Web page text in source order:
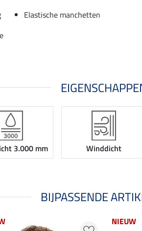
Elastische manchetten
3.000 mm Winddicht
BIJPASSENDE
NIEUW